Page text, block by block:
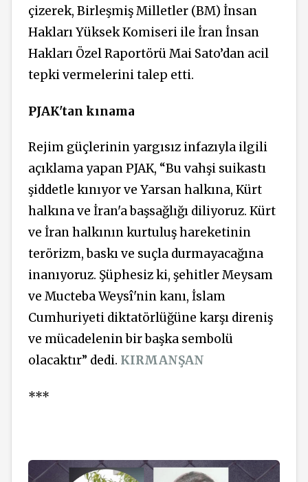
çizerek, Birleşmiş Milletler (BM) İnsan
Hakları Yüksek Komiseri ile İran İnsan
Hakları Özel Raportörü Mai Sato’dan acil
tepki vermelerini talep etti.
PJAK'tan kınama
Rejim güçlerinin yargısız infazıyla ilgili
açıklama yapan PJAK, “Bu vahşi suikastı
şiddetle kınıyor ve Yarsan halkına, Kürt
halkına ve İran'a başsağlığı diliyoruz. Kürt
ve İran halkının kurtuluş hareketinin
terörizm, baskı ve suçla durmayacağına
inanıyoruz. Şüphesiz ki, şehitler Meysam
ve Mucteba Weysî'nin kanı, İslam
Cumhuriyeti diktatörlüğüne karşı direniş
ve mücadelenin bir başka sembolü
olacaktır” dedi. KIRMANŞAN
***